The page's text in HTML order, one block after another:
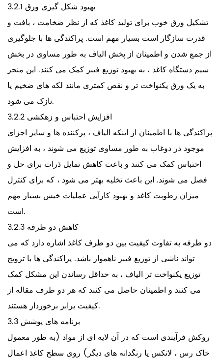
3.2.1 بهبود شکل گیری ورق
تشکیل ورق خوب برای تولید کاغذ که از نظر ضخامت ، بافت و
قدرت سازگار است بسیار مهم است. پراکندگی ها با جلوگیری
از جمع شدن و اطمینان از پخش الیاف به طور مساوی در بخش
سیم دستگاه کاغذ ، به بهبود توزیع فیبر کمک می کنند. این منجر
به یک ورق یکنواخت تر و نقص کمتری مانند لکه های ضخیم یا
نازک می شود.
3.2.2 افزایش احتباس و زهکشی
پراکندگی ها با اطمینان از اینکه الیاف ، پرکننده ها و سایر اجزای
موجود در دوغاب به طور مساوی توزیع می شوند ، به افزایش
احتباس کمک می کنند و باعث کاهش تمایل ذرات برای حل و
فصل می شوند. این باعث تخلیه بهتر می شود ، که برای کنترل
میزان رطوبت کاغذ و بهبود کارآیی عملیات خیس بسیار مهم
است.
3.2.3 کاهش دو طرفه
دو طرفه به تفاوت کیفیت بین دو طرف کاغذ اشاره دارد که می
تواند ناشی از توزیع فیبر ناهموار باشد. پراکندگی ها با ترویج
توزیع یکنواخت تر الیاف ، به حداقل رساندن این مشکل کمک
می کنند و اطمینان حاصل می کنند که هر دو طرف مقاله از
کیفیت برابر برخوردار هستند.
3.3 برنامه های پوشش
روکش فرآیندی است که در آن لایه ای از مواد (به طور معمول
خاک رس ، لاتکس یا رنگدانه های دیگر) روی سطح کاغذ اعمال